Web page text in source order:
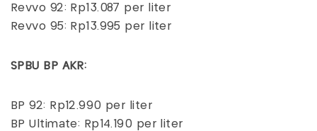
Revvo 92: Rp13.087 per liter
Revvo 95: Rp13.995 per liter
SPBU BP AKR:
BP 92: Rp12.990 per liter
BP Ultimate: Rp14.190 per liter